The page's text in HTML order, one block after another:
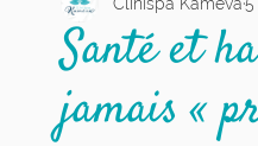
Équilibre de vie
Massothérapie Prise
Santé et
jamais «